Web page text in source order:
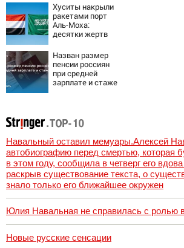
Хуситы накрыли
ракетами порт
Аль-Моха:
десятки жертв
Назван размер
пенсии россиян
при средней
зарплате и стаже
Навальный оставил мемуары.Алексей
автобиографию перед смертью, которая
в этом году, сообщила в четверг его
раскрыв существование текста, о
знало только его ближайшее окружен
Юлия Навальная не справилась с ролью
Новые русские сенсации